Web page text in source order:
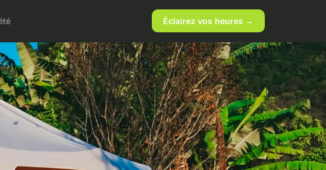
Éclairez vos heures →